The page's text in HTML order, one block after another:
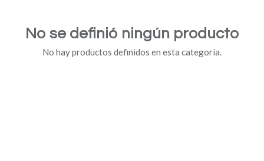
No se definió ningún producto
No hay productos definidos en esta categoría.